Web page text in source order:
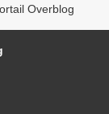
Overblog